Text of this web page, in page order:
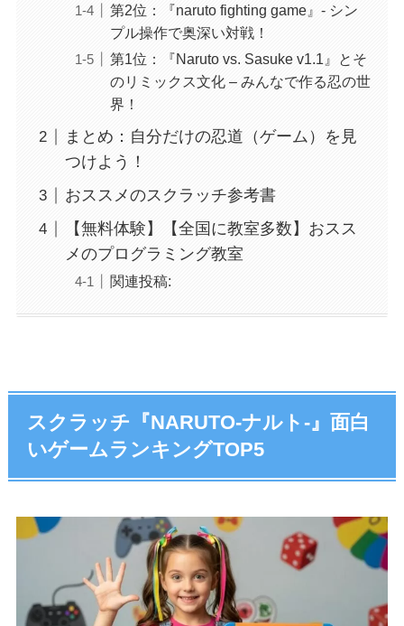
第2位：『naruto fighting game』- シン
プル操作で奥深い対戦！
第1位：『Naruto vs. Sasuke v1.1』とそ
のリミックス文化 – みんなで作る忍の世
界！
まとめ：自分だけの忍道（ゲーム）を見
つけよう！
おススメのスクラッチ参考書
【無料体験】【全国に教室多数】おスス
メのプログラミング教室
関連投稿:
スクラッチ『NARUTO-ナルト-』面白
いゲームランキングTOP5